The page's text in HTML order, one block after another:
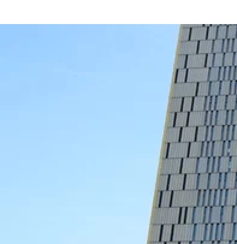
pod presją. co czeka